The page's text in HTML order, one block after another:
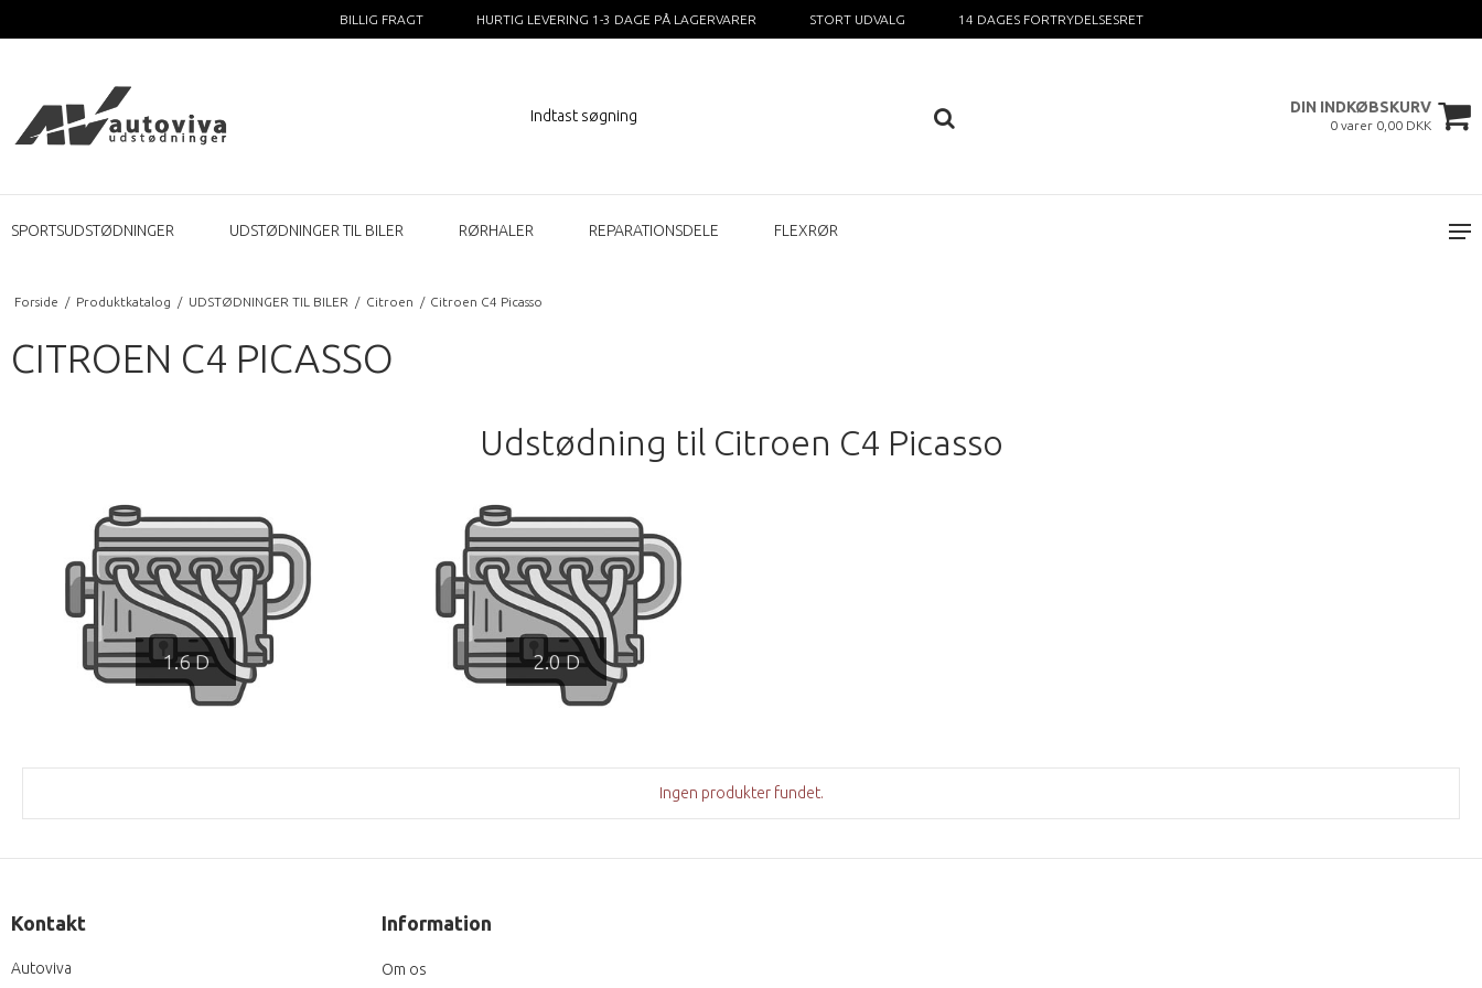
BILLIG FRAGT HURTIG LEVERING 1-3 DAGE PÅ LAGERVARER STORT UDVALG 14 DAGES FORTRYDELSESRET
DIN INDKØBSKURV
0 varer 0,00 DKK
SPORTSUDSTØDNINGER UDSTØDNINGER TIL BILER RØRHALER REPARATIONSDELE FLEXRØR
Forside / Produktkatalog / UDSTØDNINGER TIL BILER / Citroen / Citroen C4 Picasso
CITROEN C4 PICASSO
Udstødning til Citroen C4 Picasso
1.6 D 2.0 D
Ingen produkter fundet.
Kontakt
Autoviva
Information
Om os